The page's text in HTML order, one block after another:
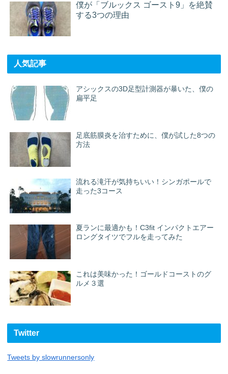
僕が「ブルックス ゴースト9」を絶賛
する3つの理由
人気記事
アシックスの3D足型計測器が暴いた、僕の
扁平足
足底筋膜炎を治すために、僕が試した8つの
方法
流れる滝汗が気持ちいい！シンガポールで
走った3コース
夏ランに最適かも！C3fit インパクトエアー
ロングタイツでフルを走ってみた
これは美味かった！ゴールドコーストのグ
ルメ３選
Twitter
Tweets by slowrunnersonly